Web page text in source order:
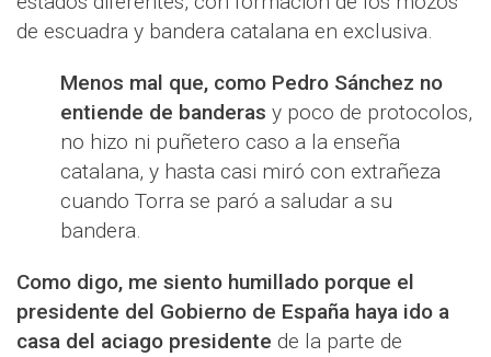
de escuadra y bandera catalana en exclusiva.
Menos mal que, como Pedro Sánchez no
entiende de banderas y poco de protocolos,
no hizo ni puñetero caso a la enseña
catalana, y hasta casi miró con extrañeza
cuando Torra se paró a saludar a su
bandera.
Como digo, me siento humillado porque el
presidente del Gobierno de España haya ido a
casa del aciago presidente de la parte de